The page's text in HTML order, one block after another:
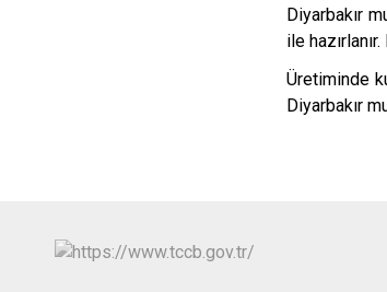
Diyarbakır
ile
Üretiminde
Diyarbakır